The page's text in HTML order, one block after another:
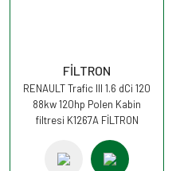
FİLTRON
RENAULT Trafic III 1.6 dCi 120
88kw 120hp Polen Kabin
filtresi K1267A FİLTRON